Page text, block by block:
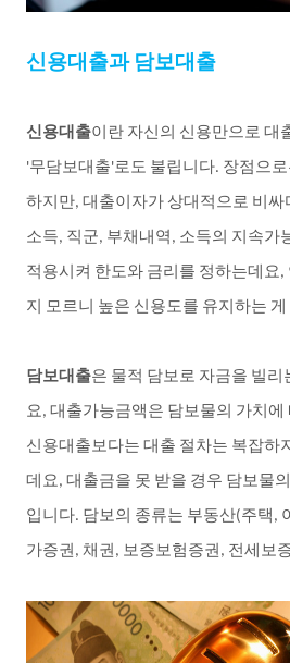
신용대출과 담보대출
신용대출이란 자신의 신용만으로 대
'무담보대출'로도 불립니다. 장점으로
하지만, 대출이자가상대적으로 비싸
소득, 직군, 부채내역 , 소득의 지속가
적용시켜 한도와 금리를 정하는데요 ,
지
모르니 높은 신용도를 유지하는 게
담보대출은 물적 담보로 자금을 빌리
요 , 대출가능금액은 담보물의 가치에
신용대출보다는 대출 절차는 복잡하
데요 , 대출금을 못 받을 경우 담보물의
입니다. 담보의 종류는 부동산( 주택 ,
가증권 , 채권 , 보증보험증권 , 전세보